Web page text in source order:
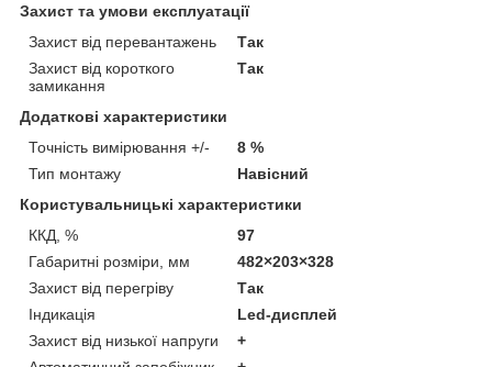
Захист та умови експлуатації
Захист від перевантажень
Так
Захист від короткого
замикання
Так
Додаткові характеристики
Точність вимірювання +/-
8 %
Тип монтажу
Навісний
Користувальницькі характеристики
ККД, %
97
Габаритні розміри, мм
482×203×328
Захист від перегріву
Так
Індикація
Led-дисплей
Захист від низької напруги
+